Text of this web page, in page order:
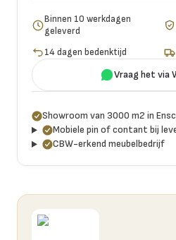
Binnen 10 werkdagen
geleverd
14 dagen bedenktijd
Vraag het via
Showroom van 3000 m2 in
Mobiele pin of contant bij
CBW-erkend meubelbedrijf